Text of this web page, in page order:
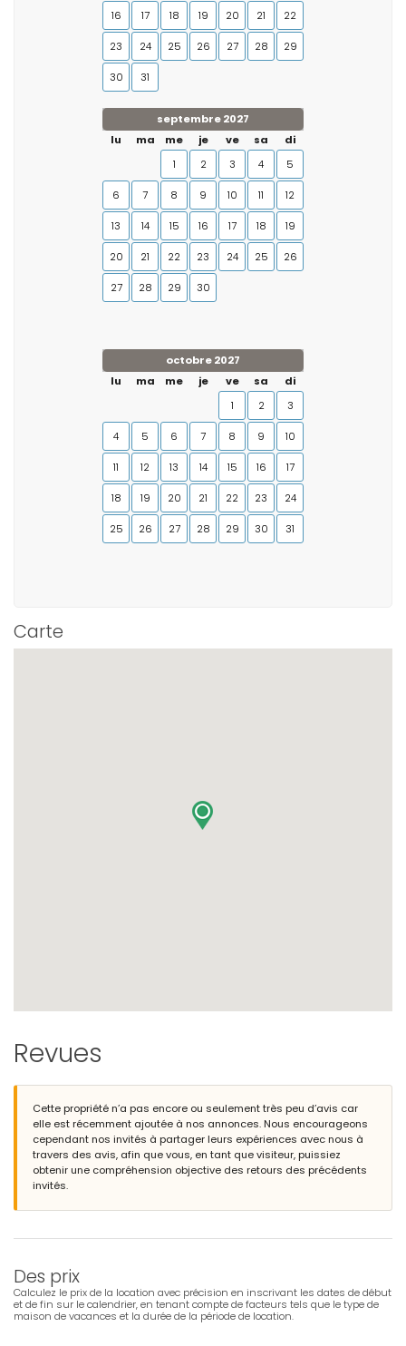
16 17 18 19 20 21 22
23 24 25 26 27 28 29
30 31
septembre 2027
lu
ma me je ve sa
di
1
2 3 4 5
6 7 8 9 10 11 12
13 14 15 16 17 18 19
20 21 22 23 24 25 26
27 28 29 30
octobre 2027
lu
ma me je ve sa
di
1
2 3
4 5 6 7 8 9 10
11 12 13 14 15 16 17
18 19 20 21 22 23 24
25 26 27 28 29 30 31
Carte
Revues
Cette propriété n’a pas encore ou seulement très peu d’avis car
elle est récemment ajoutée à nos annonces. Nous encourageons
cependant nos invités à partager leurs expériences avec nous à
travers des avis, afin que vous, en tant que visiteur, puissiez
obtenir une compréhension objective des retours des précédents
invités.
Des prix
Calculez le prix de la location avec précision en inscrivant les dates de début
et de fin sur le calendrier, en tenant compte de facteurs tels que le type de
maison de vacances et la durée de la période de location.